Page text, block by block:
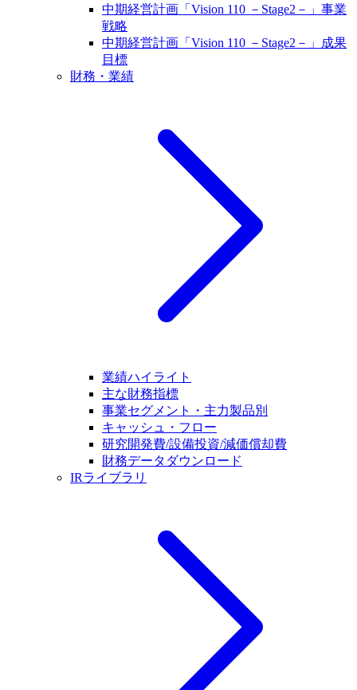
中期経営計画「Vision 110 －Stage2－」事業
戦略
中期経営計画「Vision 110 －Stage2－」成果
目標
財務・業績
業績ハイライト
主な財務指標
事業セグメント・主力製品別
キャッシュ・フロー
研究開発費/設備投資/減価償却費
財務データダウンロード
IRライブラリ